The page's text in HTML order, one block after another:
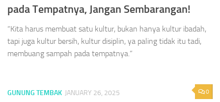
pada Tempatnya, Jangan Sembarangan!
“Kita harus membuat satu kultur, bukan hanya kultur ibadah,
tapi juga kultur bersih, kultur disiplin, ya paling tidak itu tadi,
membuang sampah pada tempatnya.”
0
GUNUNG TEMBAK JANUARY 26, 2025